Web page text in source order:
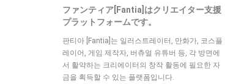
ファンティア[Fantia]はクリエイター支援
プラットフォームです。
판티아 [Fantia]는 일러스트레이터, 만화가, 코스플
레이어, 게임 제작자, 버츄얼 유튜버 등, 각 방면에
서 활약하는 크리에이터의 창작 활동에 필요한 자
금을 획득할 수 있는 플랫폼입니다.